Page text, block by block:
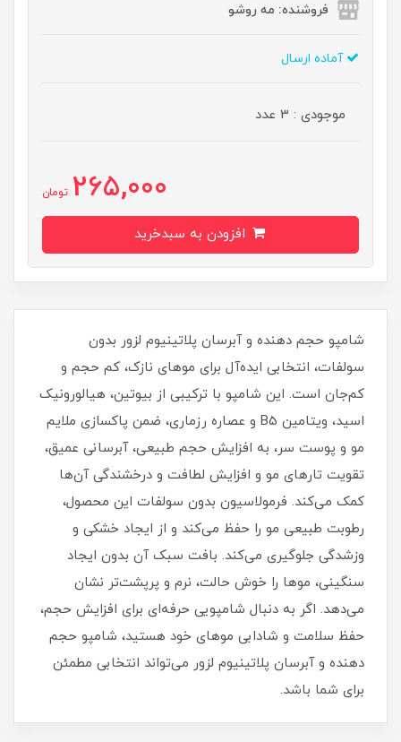
فروشنده: مه رو‌شو
آماده ارسال
موجودی : 3 عدد
265,000 تومان
شامپو حجم دهنده و آبرسان پلاتینیوم لزور بدون
سولفات، انتخابی ایده‌آل برای موهای نازک، کم‌ حجم و
کم‌جان است. این شامپو با ترکیبی از بیوتین، هیالورونیک
اسید، ویتامین B5 و عصاره رزماری، ضمن پاکسازی ملایم
مو و پوست سر، به افزایش حجم طبیعی، آبرسانی عمیق،
تقویت تارهای مو و افزایش لطافت و درخشندگی آن‌ها
کمک می‌کند. فرمولاسیون بدون سولفات این محصول،
رطوبت طبیعی مو را حفظ می‌کند و از ایجاد خشکی و
وزشدگی جلوگیری می‌کند. بافت سبک آن بدون ایجاد
سنگینی، موها را خوش‌ حالت، نرم و پرپشت‌تر نشان
می‌دهد. اگر به دنبال شامپویی حرفه‌ای برای افزایش حجم،
حفظ سلامت و شادابی موهای خود هستید، شامپو حجم
دهنده و آبرسان پلاتینیوم لزور می‌تواند انتخابی مطمئن
برای شما باشد.